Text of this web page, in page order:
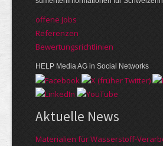
offene Jobs
Referenzen
Bewer­tungs­richt­linien
HELP Media AG in Social Networks
Aktuelle News
Materialien für Wasserstoff-